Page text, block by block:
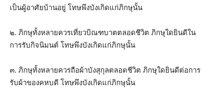
เป็นผู้อาศัยบ้านอยู่ โทษพึงบังเกิดแก่ภิกษุนั้น
๒. ภิกษุทั้งหลายควรเที่ยวบิณฑบาตตลอดชีวิต ภิกษุใดยินดีใน
การรับกิจนิมนต์ โทษพึงบังเกิดแก่ภิกษุนั้น
๓. ภิกษุทั้งหลายควรถือผ้าบังสุกุลตลอดชีวิต ภิกษุใดยินดีต่อการ
รับผ้าของคหบดี โทษพึงบังเกิดแก่ภิกษุนั้น